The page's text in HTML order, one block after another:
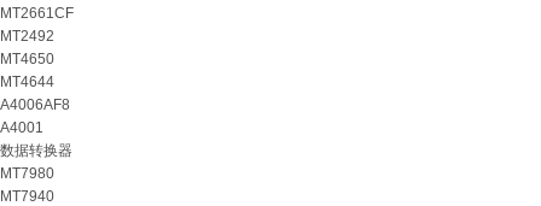
MT2661CF
MT2492
MT4650
MT4644
A4006AF8
A4001
数据转换器
MT7980
MT7940